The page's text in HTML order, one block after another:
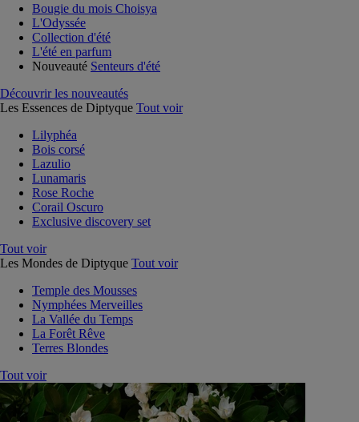
Bougie du mois Choisya
L'Odyssée
Collection d'été
L'été en parfum
Nouveauté Senteurs d'été
Découvrir les nouveautés
Les Essences de Diptyque Tout voir
Lilyphéa
Bois corsé
Lazulio
Lunamaris
Rose Roche
Corail Oscuro
Exclusive discovery set
Tout voir
Les Mondes de Diptyque Tout voir
Temple des Mousses
Nymphées Merveilles
La Vallée du Temps
La Forêt Rêve
Terres Blondes
Tout voir